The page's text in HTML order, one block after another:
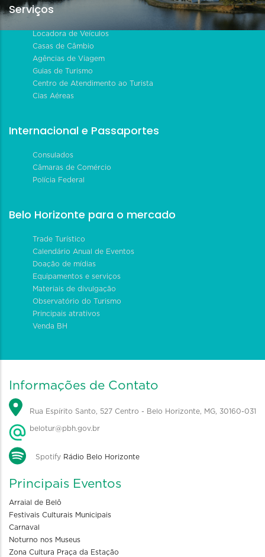
Serviços
Locadora de Veículos
Casas de Câmbio
Agências de Viagem
Guias de Turismo
Centro de Atendimento ao Turista
Cias Aéreas
Internacional e Passaportes
Consulados
Câmaras de Comércio
Polícia Federal
Belo Horizonte para o mercado
Trade Turístico
Calendário Anual de Eventos
Doação de mídias
Equipamentos e serviços
Materiais de divulgação
Observatório do Turismo
Principais atrativos
Venda BH
Informações de Contato
Rua Espírito Santo, 527 Centro - Belo Horizonte, MG, 30160-031
belotur@pbh.gov.br
Spotify Rádio Belo Horizonte
Principais Eventos
Arraial de Belô
Festivais Culturais Municipais
Carnaval
Noturno nos Museus
Zona Cultura Praça da Estação